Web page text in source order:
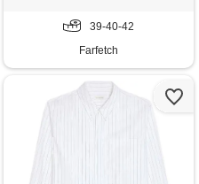
39-40-42
Farfetch